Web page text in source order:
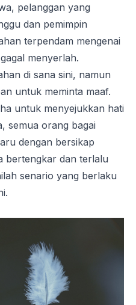
pelanggan yang
dan pemimpin
terpendam mengenai
menyerlah.
di sana sini, namun
untuk meminta maaf.
untuk menyejukkan hati
semua orang bagai
dengan bersikap
bertengkar dan terlalu
senario yang berlaku